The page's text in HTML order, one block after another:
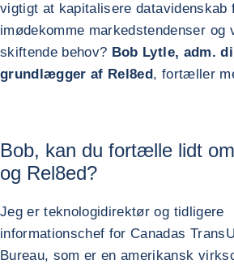
vigtigt at kapitalisere datavidenskab
imødekomme markedstendenser og
skiftende behov? Bob Lytle, adm.
grundlægger af Rel8ed, fortæller
Bob, kan du fortælle lidt
og Rel8ed?
Jeg er teknologidirektør og tidligere
informationschef for Canadas
Bureau, som er en amerikansk